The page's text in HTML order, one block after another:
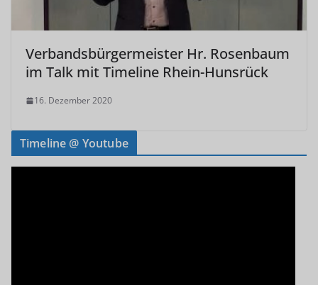
Verbandsbürgermeister Hr. Rosenbaum
im Talk mit Timeline Rhein-Hunsrück
16. Dezember 2020
Timeline @ Youtube